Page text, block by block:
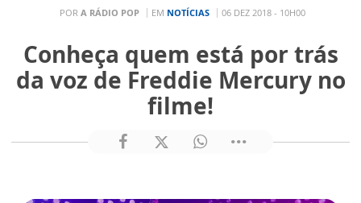
POR A RÁDIO POP EM NOTÍCIAS 06 DEZ 2018 - 10H00
Conheça quem está por trás
da voz de Freddie Mercury no
filme!